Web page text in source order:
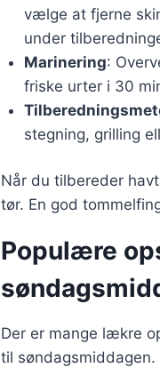
vælge at fjerne
under
Marinering:
friske urter i 30
stegning, grilling
Når du tilbereder
tør. En god
Populære
Der er mange lækre
til